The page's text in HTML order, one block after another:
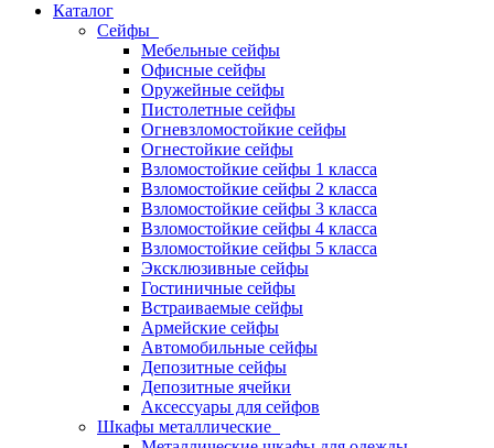
Каталог
Сейфы
Мебельные сейфы
Офисные сейфы
Оружейные сейфы
Пистолетные сейфы
Огневзломостойкие сейфы
Огнестойкие сейфы
Взломостойкие сейфы 1 класса
Взломостойкие сейфы 2 класса
Взломостойкие сейфы 3 класса
Взломостойкие сейфы 4 класса
Взломостойкие сейфы 5 класса
Эксклюзивные сейфы
Гостиничные сейфы
Встраиваемые сейфы
Армейские сейфы
Автомобильные сейфы
Депозитные сейфы
Депозитные ячейки
Аксессуары для сейфов
Шкафы металлические